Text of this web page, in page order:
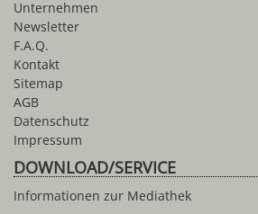
Unternehmen
Newsletter
F.A.Q.
Kontakt
Sitemap
AGB
Datenschutz
Impressum
DOWNLOAD/SERVICE
Informationen zur Mediathek